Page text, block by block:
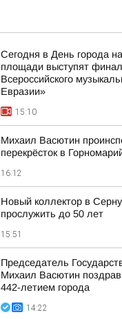
Сегодня в День города
площади выступят
Всероссийского
Евразии»
15:10
Михаил Васютин
перекрёсток в
16:12
Новый коллектор в
прослужить до 50 лет
15:51
Председатель
Михаил Васютин
442-летием города
14:22